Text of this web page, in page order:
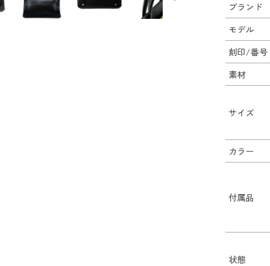
ブランド
モデル
刻印/番号
素材
サイズ
カラー
付属品
状態